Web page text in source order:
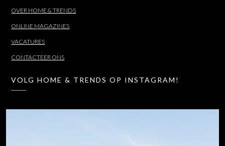
OVER HOME & TRENDS
ONLINE MAGAZINES
VACATURES
CONTACTEER ONS
VOLG HOME & TRENDS OP INSTAGRAM!